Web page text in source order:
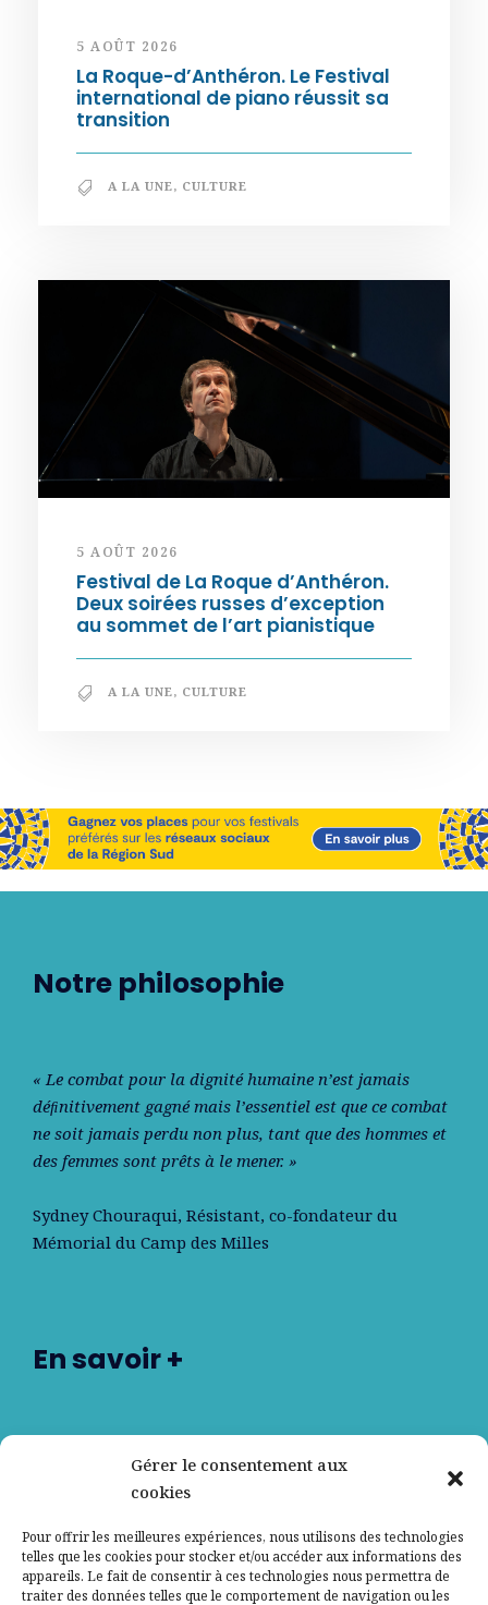
Gérer le consentement aux
cookies
Pour offrir les meilleures expériences, nous utilisons des technologies
telles que les cookies pour stocker et/ou accéder aux informations des
appareils. Le fait de consentir à ces technologies nous permettra de
traiter des données telles que le comportement de navigation ou les
5 AOÛT 2026
La Roque-d’Anthéron. Le Festival
international de piano réussit sa
transition
A LA UNE, CULTURE
5 AOÛT 2026
Festival de La Roque d’Anthéron.
Deux soirées russes d’exception
au sommet de l’art pianistique
A LA UNE, CULTURE
Notre philosophie
« Le combat pour la dignité humaine n’est jamais
déﬁnitivement gagné mais l’essentiel est que ce combat
ne soit jamais perdu non plus, tant que des hommes et
des femmes sont prêts à le mener. »
Sydney Chouraqui, Résistant, co-fondateur du
Mémorial du Camp des Milles
En savoir +
Contactez-nous